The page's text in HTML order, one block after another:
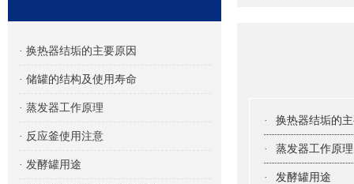
· 换热器结垢的主要原因
· 储罐的结构及使用寿命
· 蒸发器工作原理
· 反应釜使用注意
· 发酵罐用途
· 换热器结垢的
· 蒸发器工作原理
· 发酵罐用途